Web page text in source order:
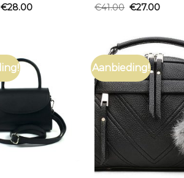
€28.00
€41.00 €27.00
Aanbieding!